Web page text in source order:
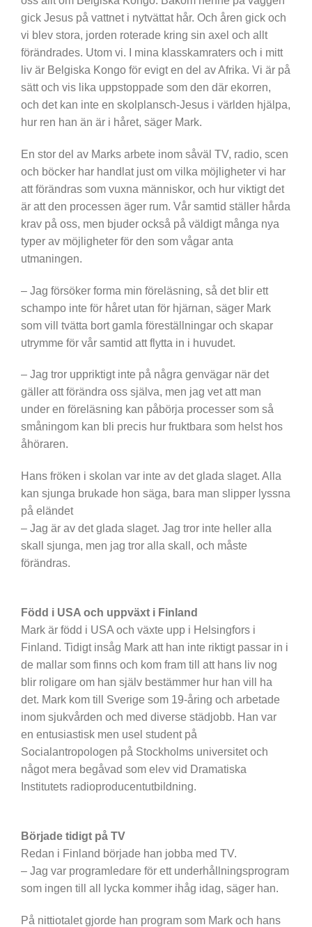
gick Jesus på vattnet i nytvättat hår. Och åren gick och
vi blev stora, jorden roterade kring sin axel och allt
förändrades. Utom vi. I mina klasskamraters och i mitt
liv är Belgiska Kongo för evigt en del av Afrika. Vi är på
sätt och vis lika uppstoppade som den där ekorren,
och det kan inte en skolplansch-Jesus i världen hjälpa,
hur ren han än är i håret, säger Mark.
En stor del av Marks arbete inom såväl TV, radio, scen
och böcker har handlat just om vilka möjligheter vi har
att förändras som vuxna människor, och hur viktigt det
är att den processen äger rum. Vår samtid ställer hårda
krav på oss, men bjuder också på väldigt många nya
typer av möjligheter för den som vågar anta
utmaningen.
– Jag försöker forma min föreläsning, så det blir ett
schampo inte för håret utan för hjärnan, säger Mark
som vill tvätta bort gamla föreställningar och skapar
utrymme för vår samtid att flytta in i huvudet.
– Jag tror uppriktigt inte på några genvägar när det
gäller att förändra oss själva, men jag vet att man
under en föreläsning kan påbörja processer som så
småningom kan bli precis hur fruktbara som helst hos
åhöraren.
Hans fröken i skolan var inte av det glada slaget. Alla
kan sjunga brukade hon säga, bara man slipper lyssna
på eländet
– Jag är av det glada slaget. Jag tror inte heller alla
skall sjunga, men jag tror alla skall, och måste
förändras.
Född i USA och uppväxt i Finland
Mark är född i USA och växte upp i Helsingfors i
Finland. Tidigt insåg Mark att han inte riktigt passar in i
de mallar som finns och kom fram till att hans liv nog
blir roligare om han själv bestämmer hur han vill ha
det. Mark kom till Sverige som 19-åring och arbetade
inom sjukvården och med diverse städjobb. Han var
en entusiastisk men usel student på
Socialantropologen på Stockholms universitet och
något mera begåvad som elev vid Dramatiska
Institutets radioproducentutbildning.
Började tidigt på TV
Redan i Finland började han jobba med TV.
– Jag var programledare för ett underhållningsprogram
som ingen till all lycka kommer ihåg idag, säger han.
På nittiotalet gjorde han program som Mark och hans